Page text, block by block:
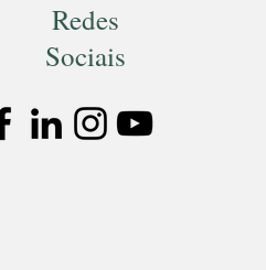
Redes
Sociais